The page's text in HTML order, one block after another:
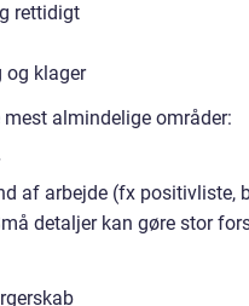
rettidigt
og klager
almindelige områder:
af arbejde (fx positivliste,
detaljer kan gøre stor